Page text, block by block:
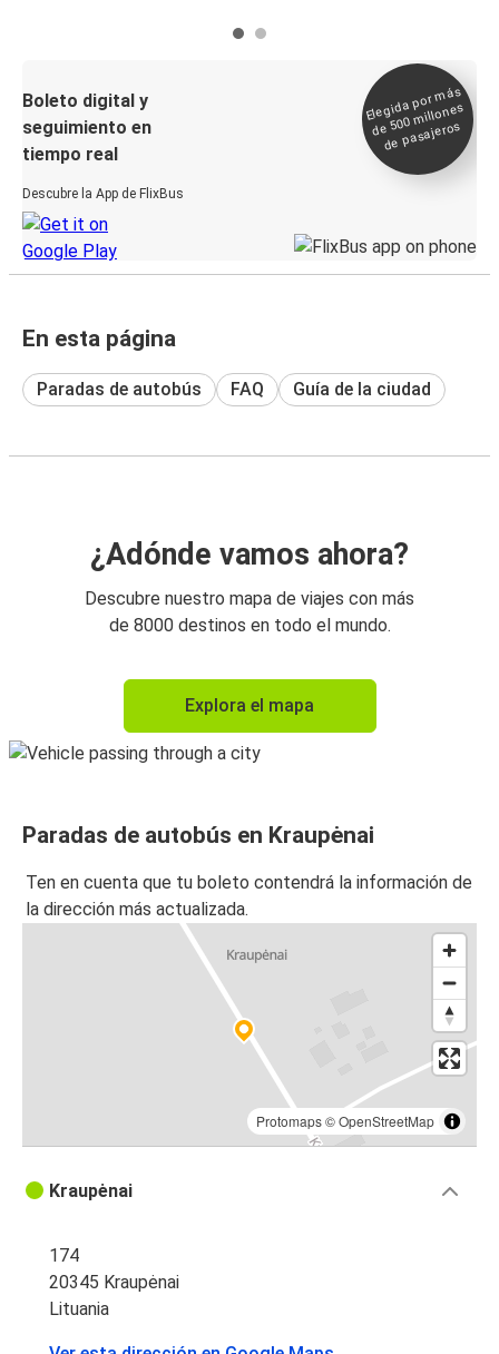
Boleto digital y
seguimiento en
tiempo real
Descubre la App de FlixBus
Elegida por
más
de 500
millones
de pasajeros
En esta página
Paradas de autobús FAQ Guía de la ciudad
¿Adónde vamos ahora?
Descubre nuestro mapa de viajes con más
de 8000 destinos en todo el mundo.
Explora el mapa
Paradas de autobús en Kraupėnai
Ten en cuenta que tu boleto contendrá la información de
la dirección más actualizada.
Protomaps©OpenStreetMap
Kraupėnai
174
20345 Kraupėnai
Lituania